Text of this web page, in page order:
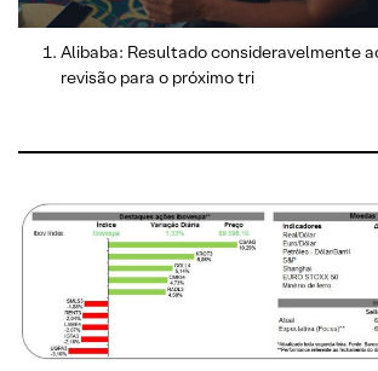
Alibaba: Resultado consideravelmente
revisão para o próximo tri